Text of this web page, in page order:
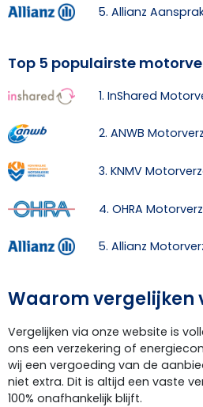
5. Allianz
Top 5 populairste
1. InShared
2. ANWB
3. KNMV
4. OHRA
5. Allianz
Waarom vergelijken
Vergelijken via onze website is
ons een verzekering of
wij een vergoeding van de
niet extra. Dit is altijd een vaste
100% onafhankelijk blijft.